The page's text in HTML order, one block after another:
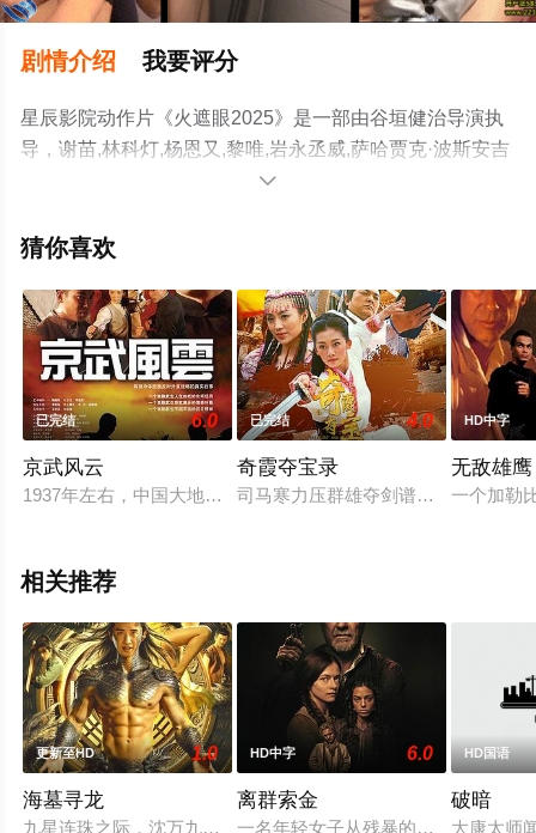
剧情介绍 我要评分
星辰影院动作片《火遮眼2025》是一部由谷垣健治导演执
导，谢苗,林科灯,杨恩又,黎唯,岩永丞威,萨哈贾克·波斯安吉
特,玛娜莎楠·潘叻翁固,郭峻卿,威奈·旺扬功,雅彦·鲁伊安,杰
清未删减完整版电影大全就来星辰电影院，更多相关信息

猜你喜欢
已完结 6.0
京武风云
1937年左右，中国大地上政治风云变幻，北平更是被日本的铁
已完结 4.0
奇霞夺宝录
司马寒力压群雄夺剑谱并遵师命毁之
HD中字
无敌雄鹰
一个加勒
相关推荐
更新至HD 1.0
海墓寻龙
九星连珠之际，沈万九海墓随岛浮现，引发各方势力觊觎。江
HD中字 6.0
离群索金
一名年轻女子从残暴的亡命团伙手中
HD国语
破暗
大康太师